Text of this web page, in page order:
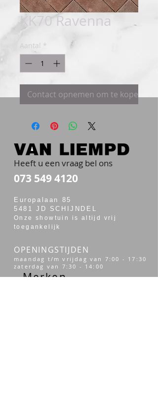
KK70 Ravenna
Aantal *
Contact opnemen om te kopen
Heeft u een vraag bel ons
073 549 4120
Europalaan 85
5481 JD SCHIJNDEL
Onze showtuin is altijd vrij
toegankelijk
OPENINGSTIJDEN
maandag t/m vrijdag van 7:00 - 17:30
zaterdag van 7:30 - 14:00
Merken